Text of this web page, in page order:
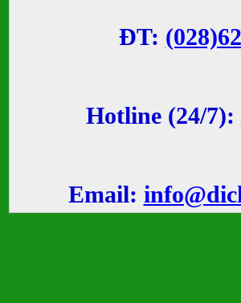
ĐT:
Hotline (24/7):
Email: